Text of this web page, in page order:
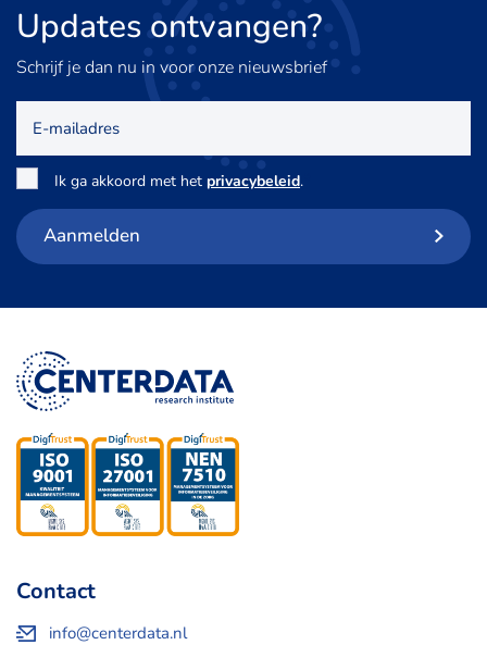
Updates ontvangen?
Schrijf je dan nu in voor onze nieuwsbrief
mailadres
Toestemming
Ik ga akkoord met het privacybeleid.
Aanmelden
Contact
info@centerdata.nl